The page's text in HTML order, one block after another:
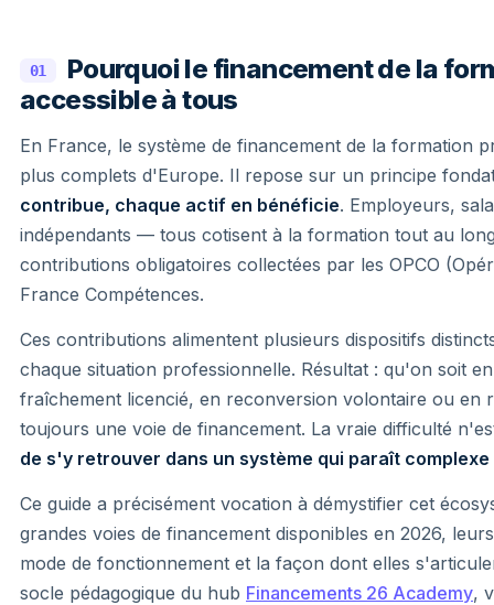
01
Pourquoi le financement de la
accessible à tous
En France, le système de financement de la formation
plus complets d'Europe. Il repose sur un principe
contribue, chaque actif en bénéficie. Employeurs,
indépendants — tous cotisent à la formation tout au
contributions obligatoires collectées par les OPCO
France Compétences.
Ces contributions alimentent plusieurs dispositifs
chaque situation professionnelle. Résultat : qu'on soit
fraîchement licencié, en reconversion volontaire ou en
toujours une voie de financement. La vraie difficulté
de s'y retrouver dans un système qui paraît
Ce guide a précisément vocation à démystifier cet
grandes voies de financement disponibles en 2026,
mode de fonctionnement et la façon dont elles
socle pédagogique du hub Financements 26 Academy,